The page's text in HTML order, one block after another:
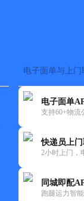
电子面单与上门
电子面单
支持60+物流
快递员上
2小时上门，
同城即配
跑腿运力智
快递时效